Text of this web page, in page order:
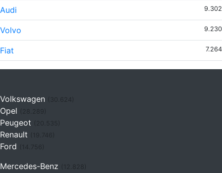
Audi 9.302
Volvo 9.230
Fiat 7.264
Volkswagen (30.624)
Opel
Peugeot
Renault (19.746)
Ford (14.756)
Mercedes-Benz